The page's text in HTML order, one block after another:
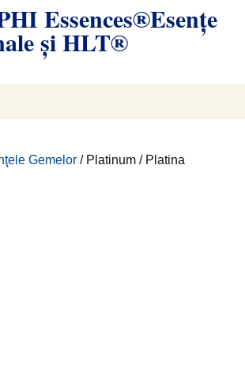
Essences®Esenţe
și HLT®
Gemelor / Platinum / Platina